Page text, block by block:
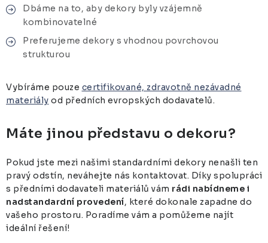
Dbáme na to, aby dekory byly vzájemně
kombinovatelné
Preferujeme dekory s vhodnou povrchovou
strukturou
Vybíráme pouze certifikované, zdravotně nezávadné
materiály od předních evropských dodavatelů.
Máte jinou představu o dekoru?
Pokud jste mezi našimi standardními dekory nenašli ten
pravý odstín, neváhejte nás kontaktovat. Díky spolupráci
s předními dodavateli materiálů vám rádi nabídneme i
nadstandardní provedení, které dokonale zapadne do
vašeho prostoru. Poradíme vám a pomůžeme najít
ideální řešení!